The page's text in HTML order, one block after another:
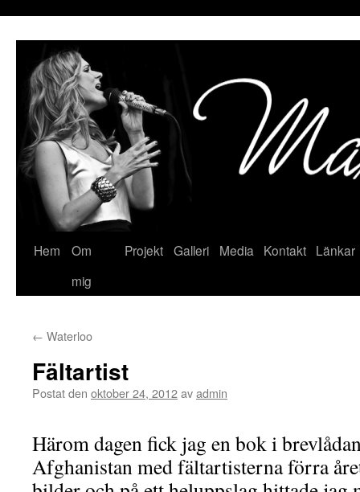
Hem
Om
mig
Projekt Galleri Media Kontakt Länkar
← Waterloo
Fältartist
Postat den oktober 24, 2012avadmin
Härom dagen fick jag en bok i
Afghanistan med fältartisterna förra